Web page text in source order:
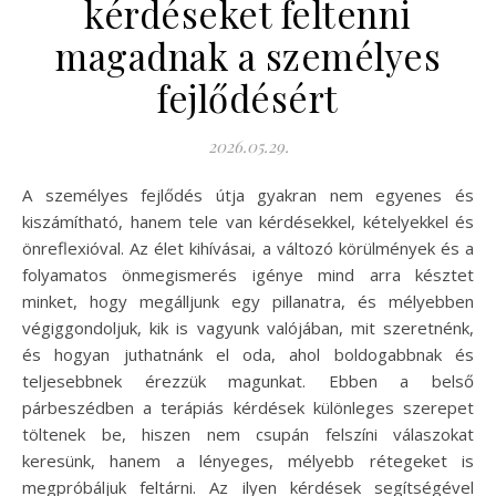
kérdéseket feltenni
magadnak a személyes
fejlődésért
2026.05.29.
A személyes fejlődés útja gyakran nem egyenes és
kiszámítható, hanem tele van kérdésekkel, kételyekkel és
önreflexióval. Az élet kihívásai, a változó körülmények és a
folyamatos önmegismerés igénye mind arra késztet
minket, hogy megálljunk egy pillanatra, és mélyebben
végiggondoljuk, kik is vagyunk valójában, mit szeretnénk,
és hogyan juthatnánk el oda, ahol boldogabbnak és
teljesebbnek érezzük magunkat. Ebben a belső
párbeszédben a terápiás kérdések különleges szerepet
töltenek be, hiszen nem csupán felszíni válaszokat
keresünk, hanem a lényeges, mélyebb rétegeket is
megpróbáljuk feltárni. Az ilyen kérdések segítségével